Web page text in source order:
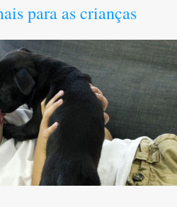
para as crianças